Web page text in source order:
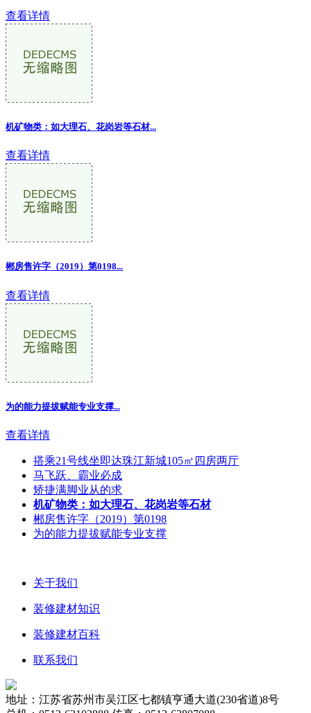
查看详情
机矿物类：如大理石、花岗岩等石材...
查看详情
郴房售许字（2019）第0198...
查看详情
为的能力提拔赋能专业支撑...
查看详情
搭乘21号线坐即达珠江新城105㎡四房两厅
马飞跃、霸业必成
矫捷满脚业从的求
机矿物类：如大理石、花岗岩等石材
郴房售许字（2019）第0198
为的能力提拔赋能专业支撑
关于我们
装修建材知识
装修建材百科
联系我们
地址：江苏省苏州市吴江区七都镇亨通大道(230省道)8号